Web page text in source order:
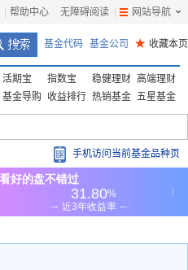
帮助中心 无障碍阅读 网站导航
基金代码 基金公司 ★ 收藏本页
活期宝 指数宝 稳健理财 高端理财
基金导购 收益排行 热销基金 五星基金
手机访问当前基金品种页